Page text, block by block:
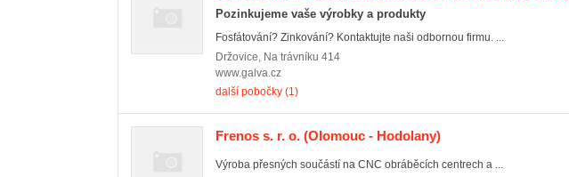
Pozinkujeme vaše výrobky a produkty
Fosfátování? Zinkování? Kontaktujte naši odbornou firmu. ...
Držovice, Na trávníku 414
www.galva.cz
další pobočky (1)
Frenos s. r. o. (Olomouc - Hodolany)
Výroba přesných součástí na CNC obráběcích centrech a ...